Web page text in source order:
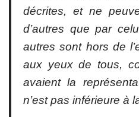
décrites, et ne
d’autres que par
autres sont hors de
aux yeux de tous,
avaient la
n’est pas inférieure à